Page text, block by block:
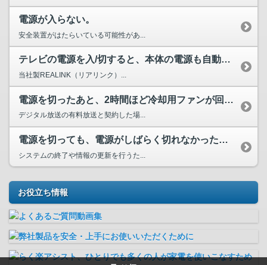
電源が入らない。
安全装置がはたらいている可能性があ...
テレビの電源を入/切すると、本体の電源も自動的に入/切する。
当社製REALINK（リアリンク）...
電源を切ったあと、2時間ほど冷却用ファンが回ったままになる。
デジタル放送の有料放送と契約した場...
電源を切っても、電源がしばらく切れなかったり、切れるまで時...
システムの終了や情報の更新を行うた...
お役立ち情報